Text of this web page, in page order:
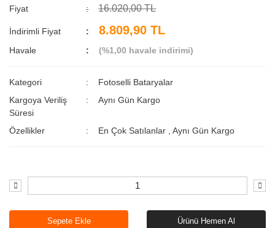
Fiyat 16.020,00 TL
İndirimli Fiyat 8.809,90 TL
Havale (%1,00 havale indirimi)
Kategori
Fotoselli Bataryalar
Kargoya Veriliş
Süresi
Aynı Gün Kargo
Özellikler En Çok Satılanlar ,Aynı Gün Kargo
Sepete Ekle Ürünü Hemen Al